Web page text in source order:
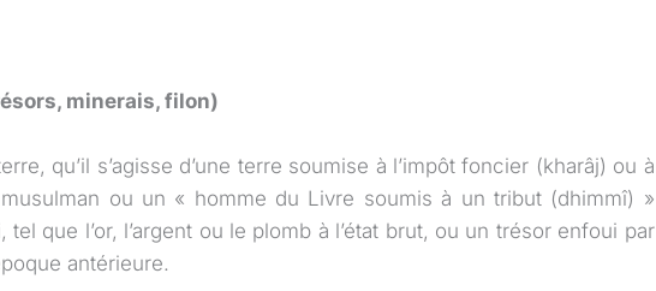
minerais, filon)
qu’il s’agisse d’une terre soumise à l’impôt foncier (kharâj) ou à
ou un « homme du Livre soumis à un tribut (dhimmî) »
que l’or, l’argent ou le plomb à l’état brut, ou un trésor enfoui par
antérieure.